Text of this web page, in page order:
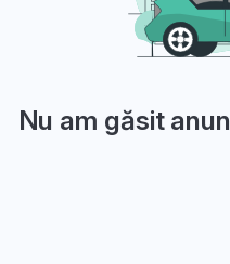
Nu am găsit